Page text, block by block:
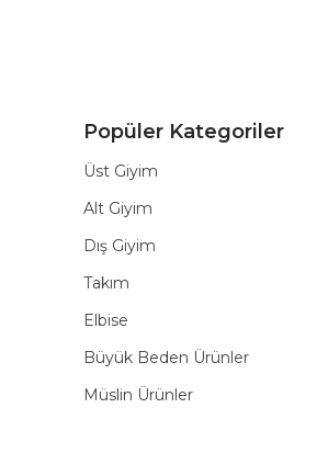
Popüler Kategoriler
Üst Giyim
Alt Giyim
Dış Giyim
Takım
Elbise
Büyük Beden Ürünler
Müslin Ürünler